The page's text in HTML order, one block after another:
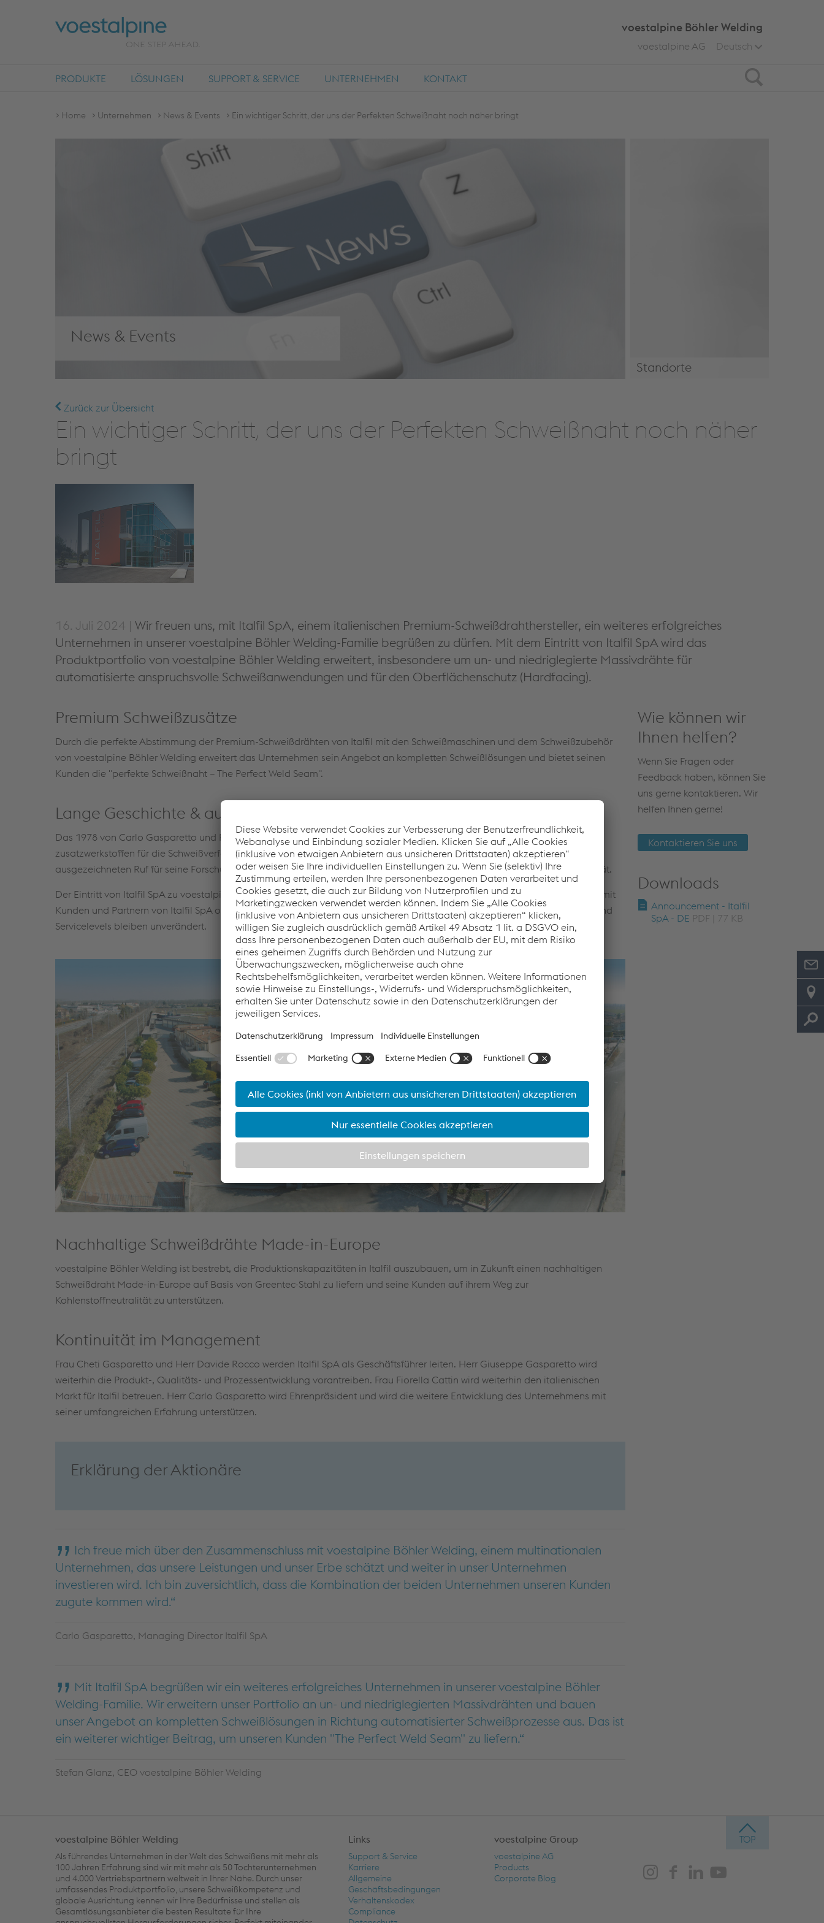
Search
voestalpine Böhler Welding
Deutsch
voestalpine AG
PRODUKTE LÖSUNGEN SUPPORT & SERVICE UNTERNEHMEN KONTAKT
Home Unternehmen News & Events Ein wichtiger Schritt, der uns der Perfekten Schweißnaht noch näher bringt
News & Events
Standorte
Zurück zur Übersicht
Ein wichtiger Schritt, der uns der Perfekten Schweißnaht noch näher
bringt
16. Juli 2024 | Wir freuen uns, mit Italfil SpA, einem italienischen Premium-Schweißdrahthersteller, ein weiteres erfolgreiches
Unternehmen in unserer voestalpine Böhler Welding-Familie begrüßen zu dürfen. Mit dem Eintritt von Italfil SpA wird das
Produktportfolio von voestalpine Böhler Welding erweitert, insbesondere um un- und niedriglegierte Massivdrähte für
automatisierte anspruchsvolle Schweißanwendungen und für den Oberflächenschutz (Hardfacing).
Premium Schweißzusätze
Durch die perfekte Abstimmung der Premium-Schweißdrähten von Italfil mit den Schweißmaschinen und dem Schweißzubehör
von voestalpine Böhler Welding erweitert das Unternehmen sein Angebot an kompletten Schweißlösungen und bietet seinen
Kunden die "perfekte Schweißnaht – The Perfect Weld Seam".
Lange Geschichte & ausgezeichneter Ruf
Das 1978 von Carlo Gasparetto und Fiorella Cattin gegründete Unternehmen Italfil SpA ist auf die Herstellung von Schweiß-
zusatzwerkstoffen für die Schweißverfahren MIG/MAG, UP und WIG spezialisiert. Das Unternehmen genießt weltweit einen
ausgezeichneten Ruf für seine Forschung und Entwicklung im Bereich der Materialtechnologien und die hohe Produktqualität.
Der Eintritt von Italfil SpA zu voestalpine Böhler Welding wird keine Auswirkungen auf die laufenden Geschäftsbeziehungen mit
Kunden und Partnern von Italfil SpA oder voestalpine Böhler Welding haben - alle Kontaktpunkte, Geschäftsbedingungen und
Servicelevels bleiben unverändert.
Nachhaltige Schweißdrähte Made-in-Europe
voestalpine Böhler Welding ist bestrebt, die Produktionskapazitäten in Italfil auszubauen, um in Zukunft einen nachhaltigen
Schweißdraht Made-in-Europe auf Basis von Greentec-Stahl zu liefern und seine Kunden auf ihrem Weg zur
Kohlenstoffneutralität zu unterstützen.
Kontinuität im Management
Frau Cheti Gasparetto und Herr Davide Rocco werden Italfil SpA als Geschäftsführer leiten. Herr Giuseppe Gasparetto wird
weiterhin die Produkt-, Qualitäts- und Prozessentwicklung vorantreiben. Frau Fiorella Cattin wird weiterhin den italienischen
Markt für Italfil betreuen. Herr Carlo Gasparetto wird Ehrenpräsident und wird die weitere Entwicklung des Unternehmens mit
seiner umfangreichen Erfahrung unterstützen.
Erklärung der Aktionäre
Ich freue mich über den Zusammenschluss mit voestalpine Böhler Welding, einem multinationalen
Unternehmen, das unsere Leistungen und unser Erbe schätzt und weiter in unser Unternehmen
investieren wird. Ich bin zuversichtlich, dass die Kombination der beiden Unternehmen unseren Kunden
zugute kommen wird.
Carlo Gasparetto, Managing Director Italfil SpA
Mit Italfil SpA begrüßen wir ein weiteres erfolgreiches Unternehmen in unserer voestalpine Böhler
Welding-Familie. Wir erweitern unser Portfolio an un- und niedriglegierten Massivdrähten und bauen
unser Angebot an kompletten Schweißlösungen in Richtung automatisierter Schweißprozesse aus. Das ist
ein weiterer wichtiger Beitrag, um unseren Kunden "The Perfect Weld Seam" zu liefern.
Stefan Glanz, CEO voestalpine Böhler Welding
Wie können wir
Ihnen helfen?
Wenn Sie Fragen oder
Feedback haben, können Sie
uns gerne kontaktieren. Wir
helfen Ihnen gerne!
Kontaktieren Sie uns
Downloads
Announcement - Italfil
SpA - DE PDF | 77 KB
voestalpine Böhler Welding
Als führendes Unternehmen in der Welt des Schweißens mit mehr als
100 Jahren Erfahrung sind wir mit mehr als 50 Tochterunternehmen
und 4.000 Vertriebspartnern weltweit in Ihrer Nähe. Durch unser
umfassendes Produktportfolio, unsere Schweißkompetenz und
globale Ausrichtung kennen wir Ihre Bedürfnisse und stellen als
Gesamtlösungsanbieter die besten Resultate für Ihre
Links
Support & Service
Karriere
Allgemeine
Geschäftsbedingungen
Verhaltenskodex
Compliance
voestalpine Group
voestalpine AG
Products
Corporate Blog